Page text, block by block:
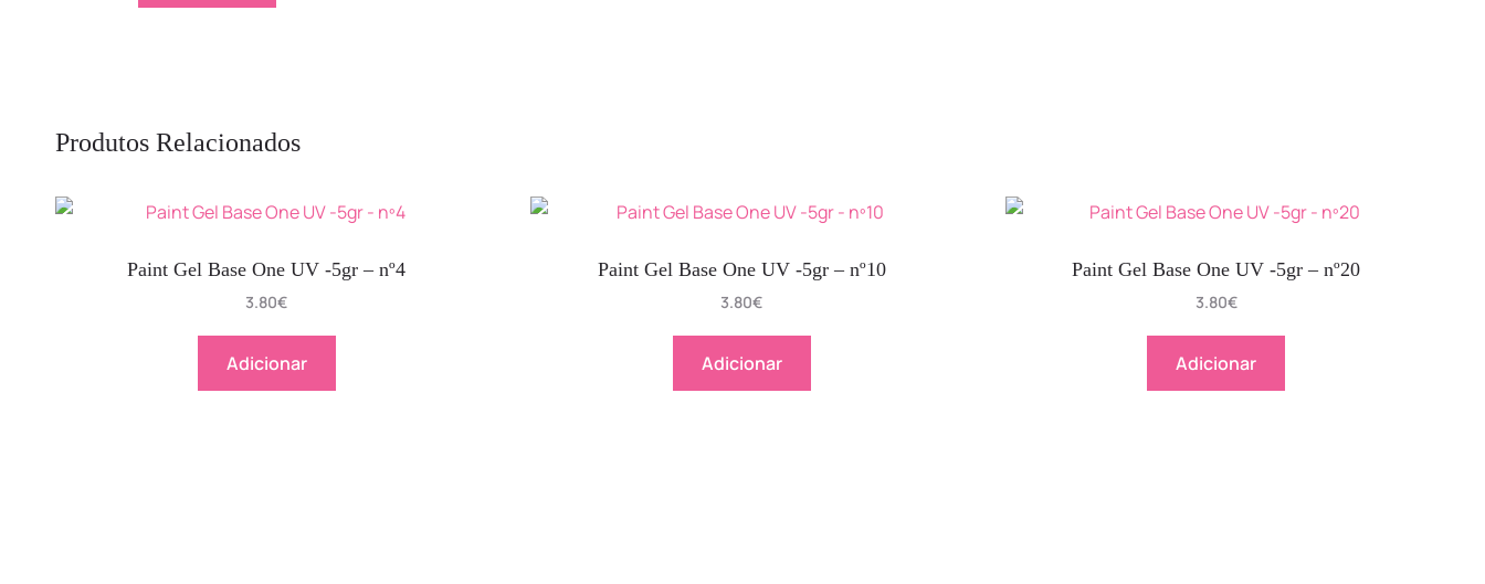
Produtos Relacionados
Paint Gel Base One UV -5gr – nº4
3.80€
Adicionar
Paint Gel Base One UV -5gr – nº10
3.80€
Adicionar
Paint Gel Base One UV -5gr – nº20
3.80€
Adicionar